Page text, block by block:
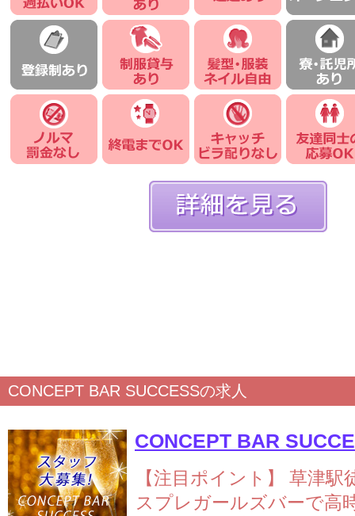
CONCEPT BAR SUCCESSの求人
CONCEPT BAR
【注目ポイント】
草津駅
スプレガールズバーで高